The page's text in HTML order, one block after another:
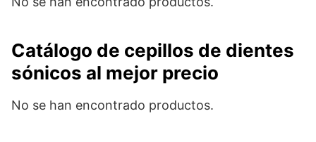
Catálogo de cepillos de dientes
sónicos al mejor precio
No se han encontrado productos.